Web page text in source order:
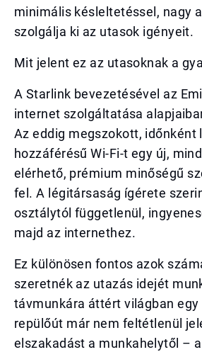
minimális késleltetéssel, nagy
szolgálja ki az utasok igényeit.
Mit jelent ez az utasoknak a
A Starlink bevezetésével az
internet szolgáltatása
Az eddig megszokott, időnként
hozzáférésű Wi-Fi-t egy új,
elérhető, prémium minőségű
fel. A légitársaság ígérete
osztálytól függetlenül,
majd az internethez.
Ez különösen fontos azok
szeretnék az utazás idejét
távmunkára áttért világban egy
repülőút már nem feltétlenül
elszakadást a munkahelytől –